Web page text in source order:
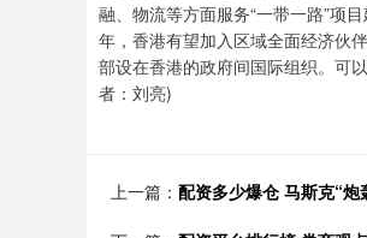
融、物流等方面服务“一带一路”项
年，香港有望加入区域全面经济伙
部设在香港的政府间国际组织。可
者：刘亮)
上一篇： 配资多少爆仓 马斯克“炮